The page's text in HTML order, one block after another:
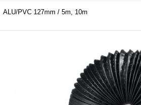
ALU/PVC 127mm / 5m, 10m